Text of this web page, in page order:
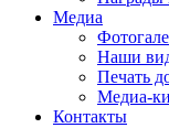
Медиа
Наши
Печать
Медиа-
Контакты